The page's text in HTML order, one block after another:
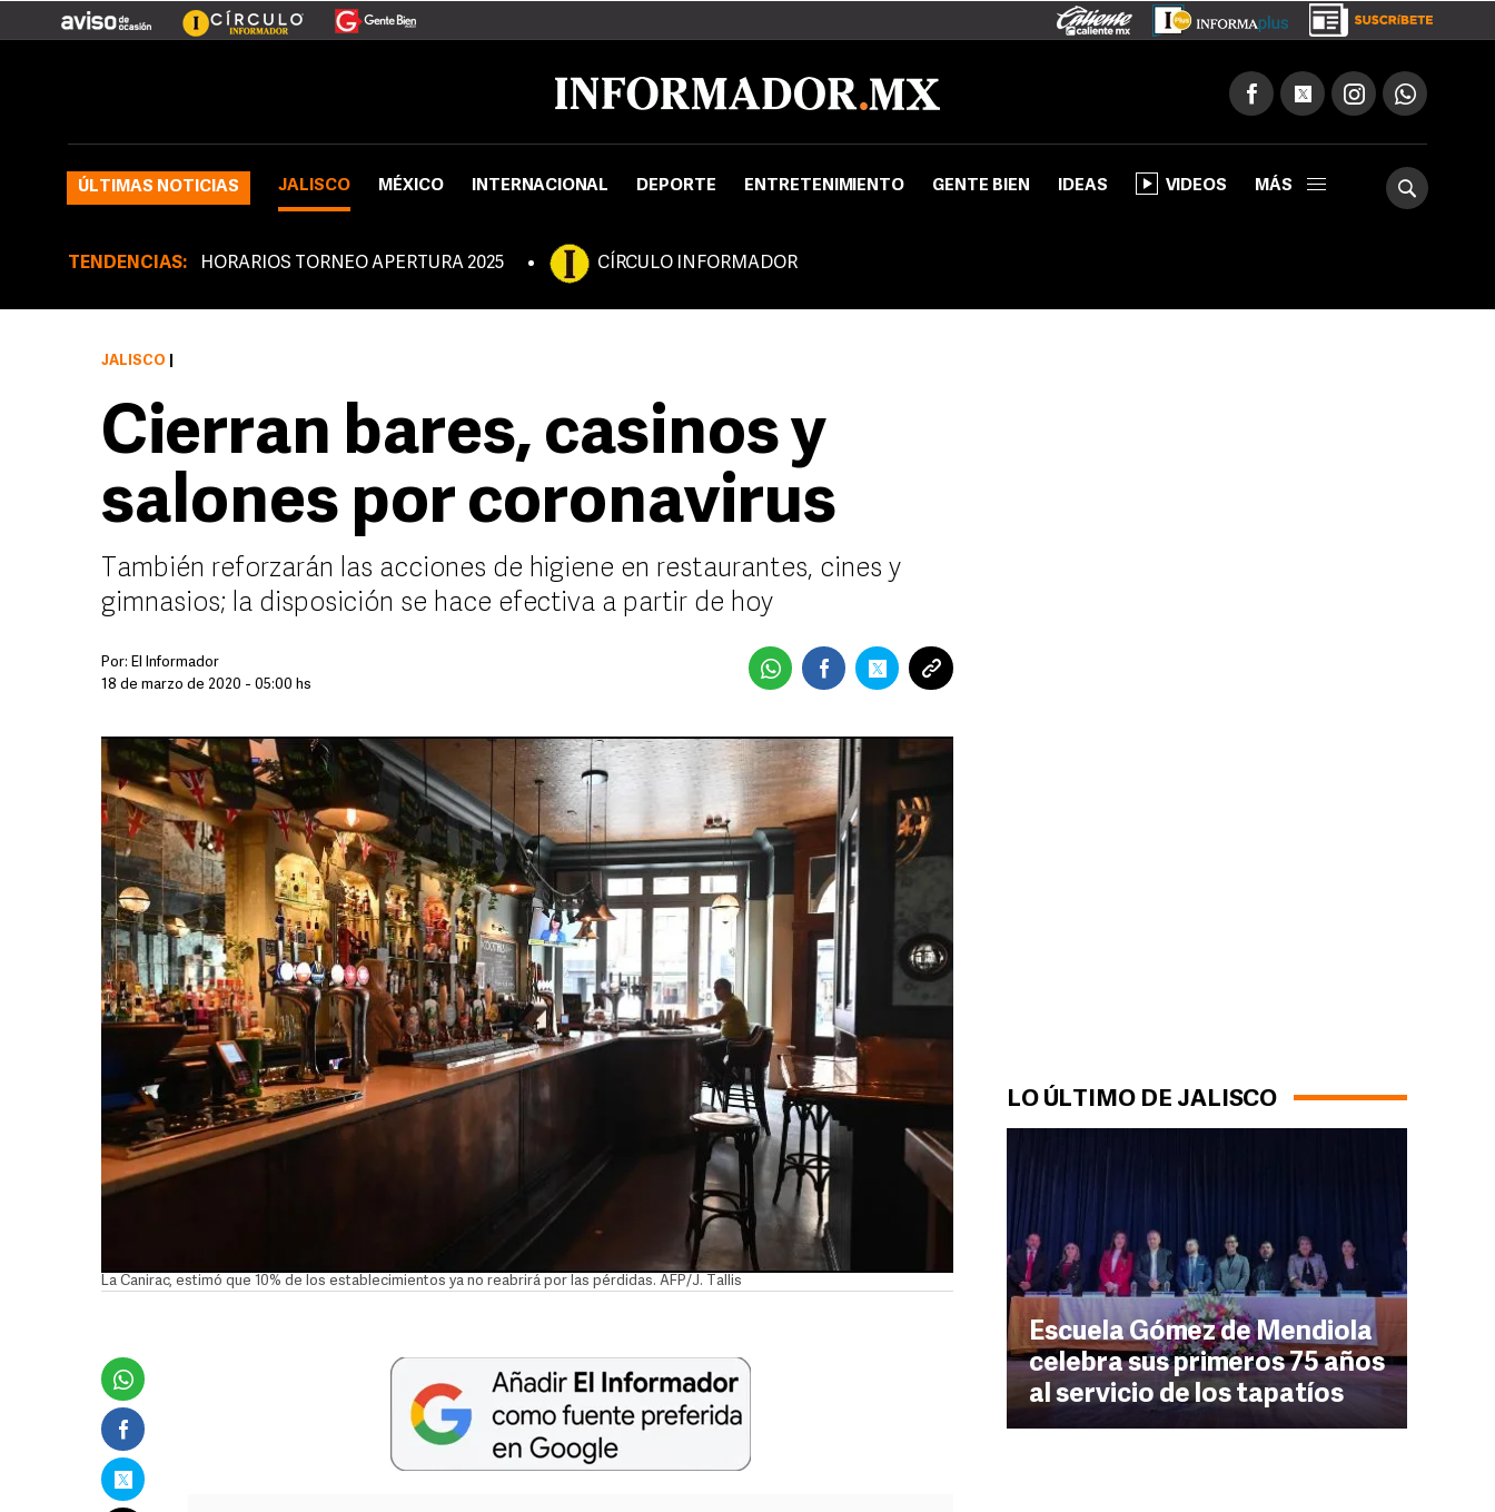
ÚLTIMAS NOTICIAS JALISCO MÉXICO INTERNACIONAL DEPORTE ENTRETENIMIENTO GENTE BIEN IDEAS VIDEOS MÁS
TENDENCIAS: HORARIOS TORNEO APERTURA 2025 CÍRCULO INFORMADOR
LO ÚLTIMO DE JALISCO
Escuela Gómez de Mendiola
celebra sus primeros 75 años
al servicio de los tapatíos
JALISCO
Cierran bares, casinos y
salones por coronavirus
También reforzarán las acciones de higiene en restaurantes, cines y
gimnasios; la disposición se hace efectiva a partir de hoy
Por: El Informador
18 de marzo de 2020 - 05:00 hs
La Canirac, estimó que 10% de los establecimientos ya no reabrirá por las pérdidas. AFP/J. Tallis